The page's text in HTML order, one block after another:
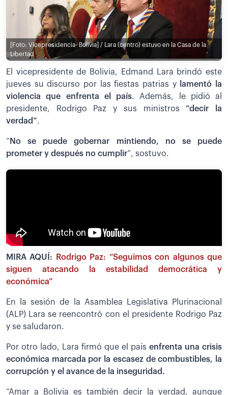
[Foto: Vicepresidencia- Bolivia] / Lara (centro) estuvo en la Casa de la
Libertad
El vicepresidente de Bolivia, Edmand Lara brindó este
jueves su discurso por las fiestas patrias y
lamentó la
violencia que enfrenta el país. Además, le pidió al
presidente, Rodrigo Paz y sus ministros“decir la
verdad”.
“ No se puede gobernar mintiendo, no se puede
prometer y después no cumplir”, sostuvo.
MIRA AQUÍ:
Rodrigo Paz: “Seguimos con algunos que
siguen atacando la estabilidad democrática y
económica”
En la sesión de la Asamblea Legislativa Plurinacional
(ALP) Lara se reencontró con el presidente Rodrigo Paz
y se saludaron.
Por otro lado, Lara firmó que el país enfrenta una crisis
económica marcada por la escasez de combustibles, la
corrupción y el avance de la inseguridad.
“Amar a Bolivia es también decir la verdad, aunque